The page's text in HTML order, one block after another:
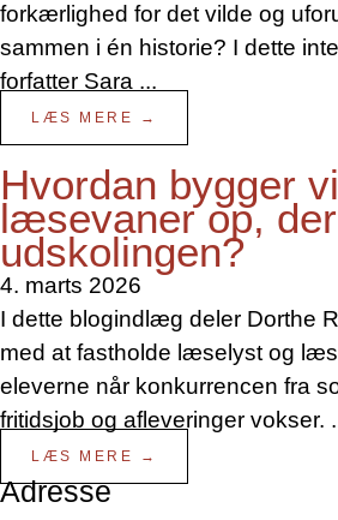
forkærlighed for det vilde og
sammen i én historie? I dette
forfatter Sara ...
LÆS MERE →
Hvordan bygger vi
læsevaner op,
udskolingen?
4. marts 2026
I dette blogindlæg deler Dorthe
med at fastholde læselyst og
eleverne når konkurrencen fra
fritidsjob og afleveringer vokser.
LÆS MERE →
Adresse